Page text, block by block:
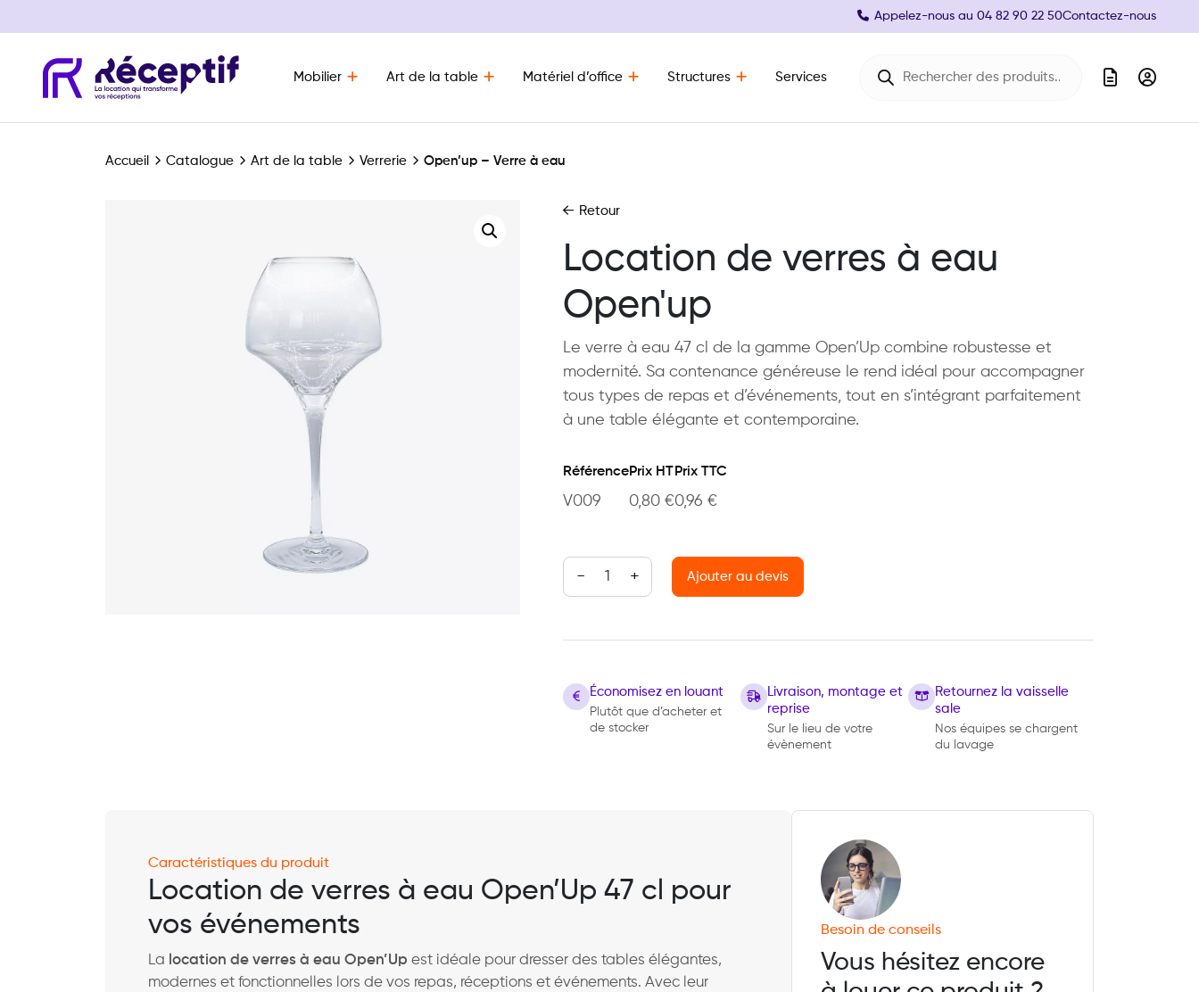
Appelez-nous au 04 82 90 22 50Contactez-nous
Navigation principale
Mobilier Art de la table Matériel d’office Structures Services
Accueil Catalogue Art de la table Verrerie Open’up – Verre à eau
Retour
Location de verres à eau
Open'up
Le verre à eau 47 cl de la gamme Open’Up combine robustesse et
modernité. Sa contenance généreuse le rend idéal pour accompagner
tous types de repas et d’événements, tout en s’intégrant parfaitement
à une table élégante et contemporaine.
Référence
V009
Prix HT
0,80€
Prix TTC
0,96€
quantité de Open'up - Verre à eau
Ajouter au devis
Économisez en louant
Plutôt que d’acheter et
de stocker
Livraison, montage et
reprise
Sur le lieu de votre
évènement
Retournez la vaisselle
sale
Nos équipes se chargent
du lavage
Caractéristiques du produit
Location de verres à eau Open’Up 47 cl pour
vos événements
La location de verres à eau Open’Up est idéale pour dresser des tables élégantes,
modernes et fonctionnelles lors de vos repas, réceptions et événements. Avec leur
Besoin de conseils
Vous hésitez encore